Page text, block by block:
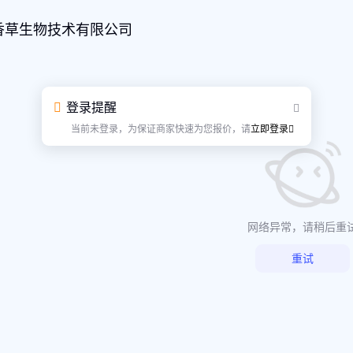
草生物技术有限公司
登录提醒
当前未登录，为保证商家快速为您报价，请立即登录
网络异常，请稍后重
重试